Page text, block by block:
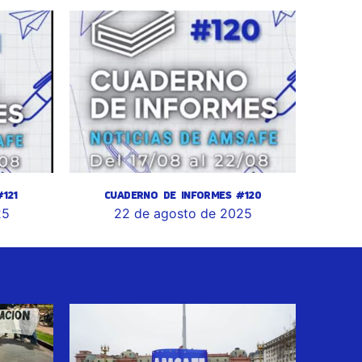
CUADERNO DE INFORMES #120
22 de agosto de 2025